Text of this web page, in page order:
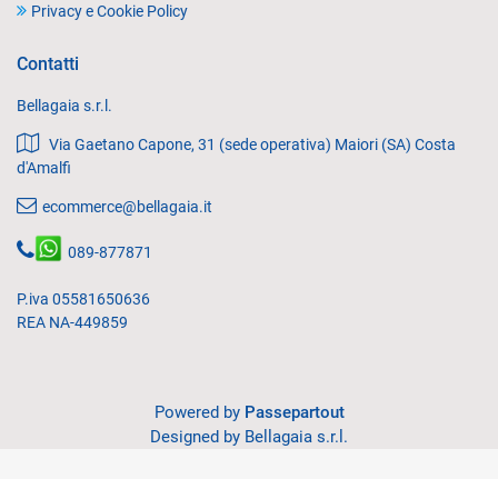
Privacy e Cookie Policy
Contatti
Bellagaia s.r.l.
Via Gaetano Capone, 31 (sede operativa) Maiori (SA) Costa
d'Amalfi
ecommerce@bellagaia.it
089-877871
P.iva 05581650636
REA NA-449859
Powered by Passepartout
Designed by Bellagaia s.r.l.